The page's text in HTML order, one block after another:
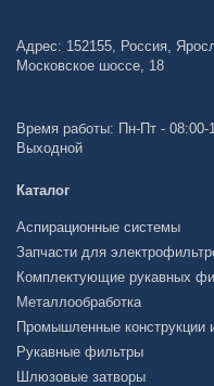
Адрес: 152155, Россия,
Московское шоссе, 18
Время работы: Пн-Пт -
Выходной
Каталог
Аспирационные системы
Запчасти для
Комплектующие рукавных
Металлообработка
Промышленные конструкции
Рукавные фильтры
Шлюзовые затворы